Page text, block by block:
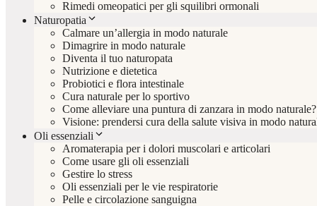
Rimedi omeopatici per gli squilibri ormonali
Naturopatia
Calmare un’allergia in modo naturale
Dimagrire in modo naturale
Diventa il tuo naturopata
Nutrizione e dietetica
Probiotici e flora intestinale
Cura naturale per lo sportivo
Come alleviare una puntura di zanzara in modo naturale?
Visione: prendersi cura della salute visiva in modo
Oli essenziali
Aromaterapia per i dolori muscolari e articolari
Come usare gli oli essenziali
Gestire lo stress
Oli essenziali per le vie respiratorie
Pelle e circolazione sanguigna